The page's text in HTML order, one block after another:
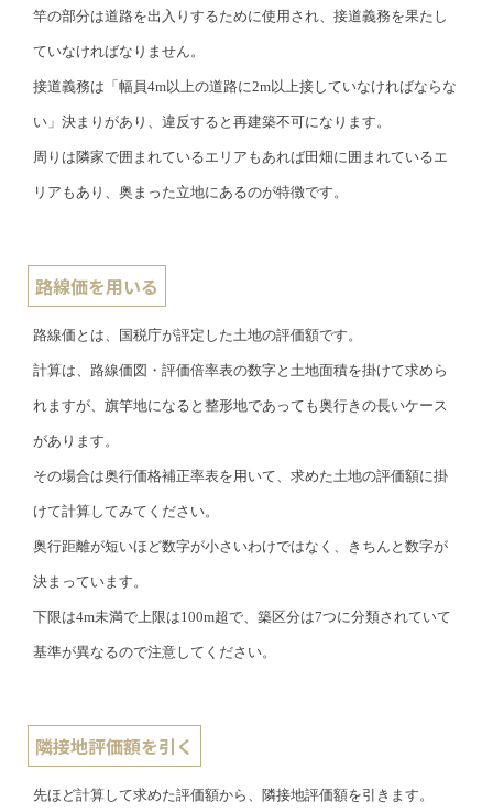
竿の部分は道路を出入りするために使用され、接道義務を果たし
ていなければなりません。
接道義務は「幅員4m以上の道路に2m以上接していなければならな
い」決まりがあり、違反すると再建築不可になります。
周りは隣家で囲まれているエリアもあれば田畑に囲まれているエ
リアもあり、奥まった立地にあるのが特徴です。
路線価を用いる
路線価とは、国税庁が評定した土地の評価額です。
計算は、路線価図・評価倍率表の数字と土地面積を掛けて求めら
れますが、旗竿地になると整形地であっても奥行きの長いケース
があります。
その場合は奥行価格補正率表を用いて、求めた土地の評価額に掛
けて計算してみてください。
奥行距離が短いほど数字が小さいわけではなく、きちんと数字が
決まっています。
下限は4m未満で上限は100m超で、築区分は7つに分類されていて
基準が異なるので注意してください。
隣接地評価額を引く
先ほど計算して求めた評価額から、隣接地評価額を引きます。